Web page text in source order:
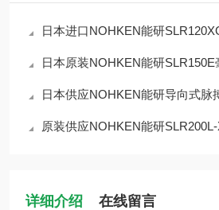
日本进口NOHKEN能研
日本原装NOHKEN能研
日本供应NOHKEN能研导向式脉
原装供应NOHKEN能研
详细介绍 在线留言